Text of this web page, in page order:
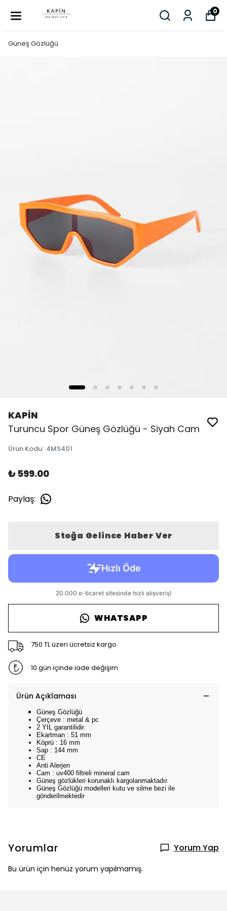
0
Güneş Gözlüğü
KAPİN
Turuncu Spor Güneş Gözlüğü - Siyah Cam
Ürün Kodu: 4MS401
₺ 599.00
Paylaş:
Stoğa Gelince Haber Ver
WHATSAPP
750 TL üzeri ücretsiz kargo
10 gün içinde iade değişim
Ürün Açıklaması
Güneş Gözlüğü
Çerçeve : metal & pc
2 YIL garantilidir.
Ekartman : 51 mm
Köprü : 16 mm
Sap : 144 mm
CE
Anti Alerjen
Cam : uv400 filtreli mineral cam
Güneş gözlükleri korunaklı kargolanmaktadır.
Güneş Gözlüğü modelleri kutu ve silme bezi ile
gönderilmektedir
Yorumlar Yorum Yap
Bu ürün için henüz yorum yapılmamış.